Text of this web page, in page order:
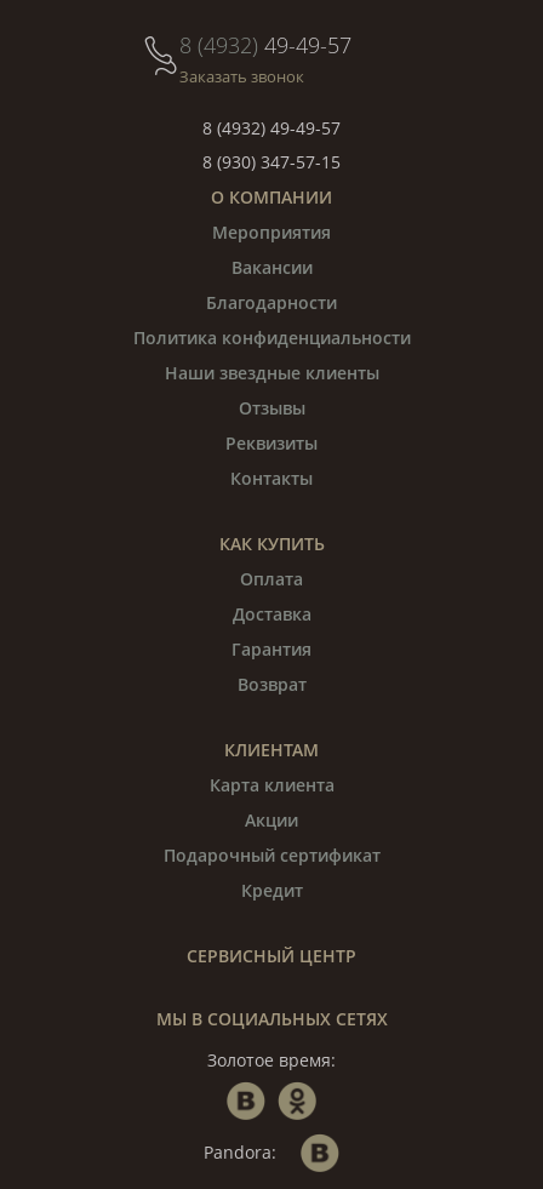
8 (4932) 49-49-57
Заказать звонок
8 (4932) 49-49-57
8 (930) 347-57-15
О КОМПАНИИ
Мероприятия
Вакансии
Благодарности
Политика конфиденциальности
Наши звездные клиенты
Отзывы
Реквизиты
Контакты
КАК КУПИТЬ
Оплата
Доставка
Гарантия
Возврат
КЛИЕНТАМ
Карта клиента
Акции
Подарочный сертификат
Кредит
СЕРВИСНЫЙ ЦЕНТР
МЫ В СОЦИАЛЬНЫХ СЕТЯХ
Золотое время:
Pandora: